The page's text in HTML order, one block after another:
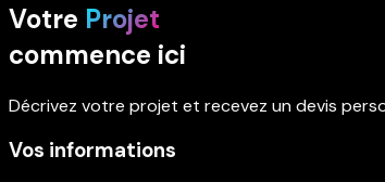
Votre Projet
commence ici
Décrivez votre projet et recevez un devis
Vos informations